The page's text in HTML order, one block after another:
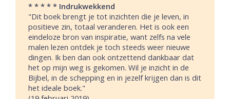
* * * * * Indrukwekkend
"Dit boek brengt je tot inzichten die je leven, in
positieve zin, totaal veranderen. Het is ook een
eindeloze bron van inspiratie, want zelfs na vele
malen lezen ontdek je toch steeds weer nieuwe
dingen. Ik ben dan ook ontzettend dankbaar dat
het op mijn weg is gekomen. Wil je inzicht in de
Bijbel, in de schepping en in jezelf krijgen dan is dit
het ideale boek."